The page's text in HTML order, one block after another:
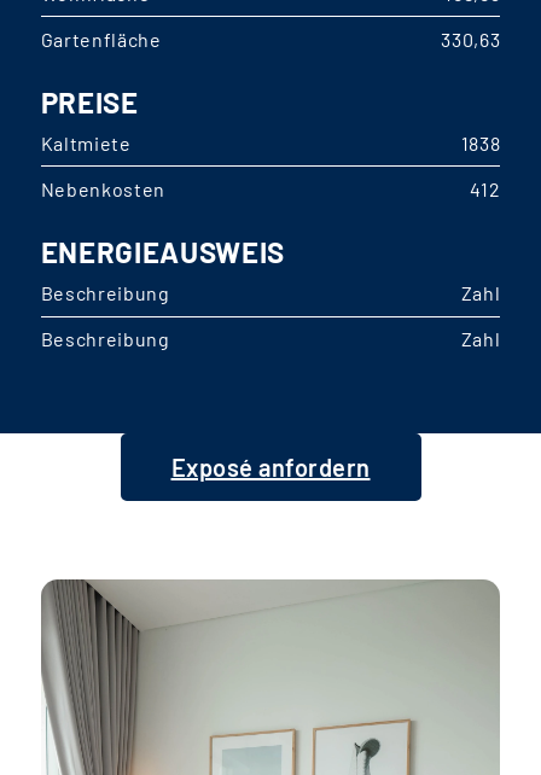
Gartenfläche
330,63
PREISE
Kaltmiete
1838
Nebenkosten
412
ENERGIEAUSWEIS
Beschreibung
Zahl
Beschreibung
Zahl
Exposé anfordern